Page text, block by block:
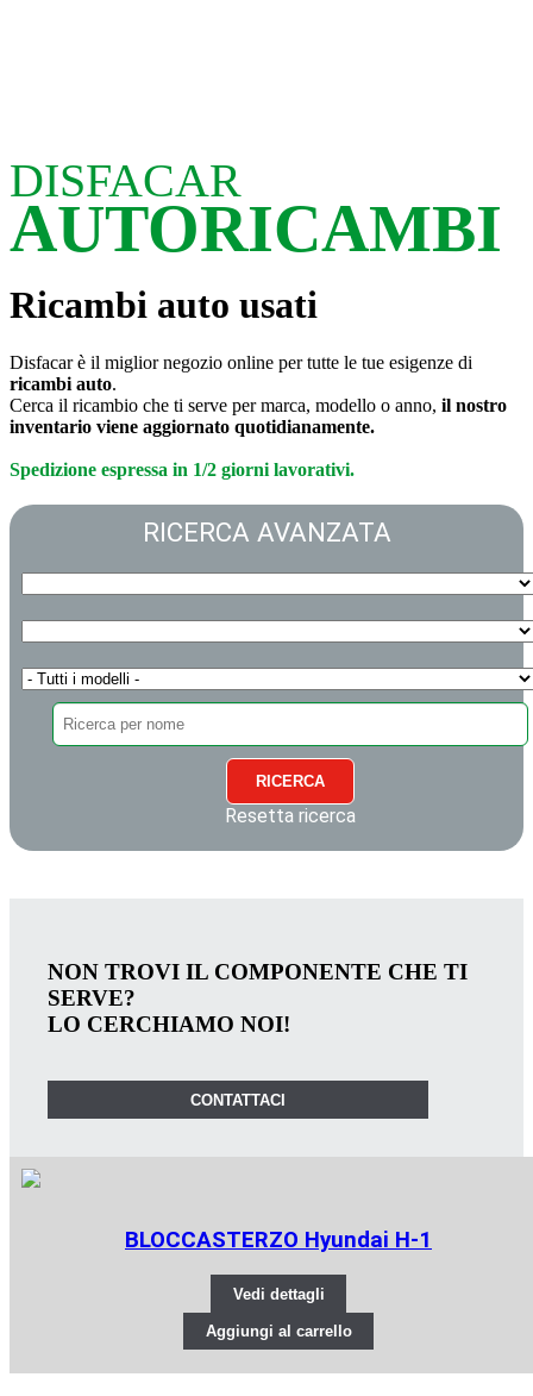
DISFACAR
AUTORICAMBI
Ricambi auto usati
Disfacar è il miglior negozio online per tutte le tue esigenze di
ricambi auto.
Cerca il ricambio che ti serve per marca, modello o anno, il nostro
inventario viene aggiornato quotidianamente.
Spedizione espressa in 1/2 giorni lavorativi.
RICERCA AVANZATA
RICERCA
Resetta ricerca
NON TROVI IL COMPONENTE CHE TI
SERVE?
LO CERCHIAMO NOI!
CONTATTACI
BLOCCASTERZO Hyundai H-1
Vedi dettagli
Aggiungi al carrello